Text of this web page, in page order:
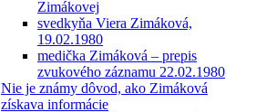
Zimákovej
svedkyňa Viera Zimáková,
19.02.1980
medička Zimáková – prepis
zvukového záznamu 22.02.1980
Nie je známy dôvod, ako Zimáková
získava informácie